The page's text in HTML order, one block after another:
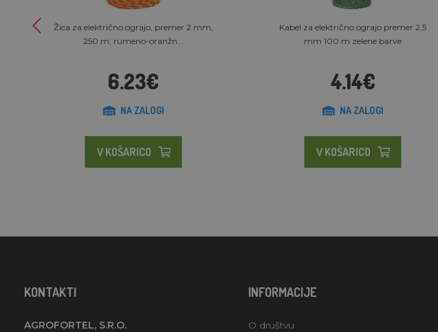
Žica za električno ograjo, premer 2 mm,
250 m, rumeno-oranžn...
6.23€
NA ZALOGI
V KOŠARICO
Kabel za električno ograjo premer 2,5
mm 100 m zelene barve
4.14€
NA ZALOGI
V KOŠARICO
KONTAKTI
AGROFORTEL, S.R.O.
INFORMACIJE
O društvu